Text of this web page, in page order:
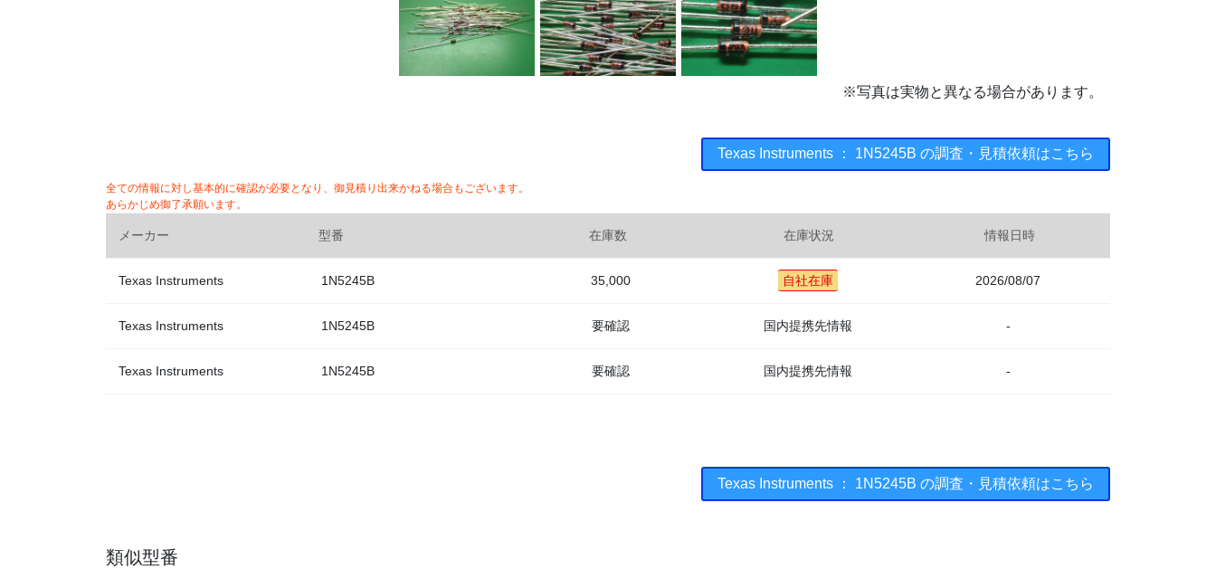
※写真は実物と異なる場合があります。
Texas Instruments ： 1N5245B の調査・見積依頼はこちら
全ての情報に対し基本的に確認が必要となり、御見積り出来かねる場合もございます。
あらかじめ御了承願います。
メーカー 型番 在庫数 在庫状況 情報日時
Texas Instruments 1N5245B 35,000 自社在庫 2026/08/07
Texas Instruments 1N5245B 要確認 国内提携先情報 -
Texas Instruments 1N5245B 要確認 国内提携先情報 -
Texas Instruments ： 1N5245B の調査・見積依頼はこちら
類似型番